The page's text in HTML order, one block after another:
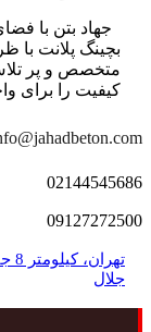
جهاد بتن با
متخصص و پر تلاش
کیفیت را برای
02144545686
09127272500
جلال